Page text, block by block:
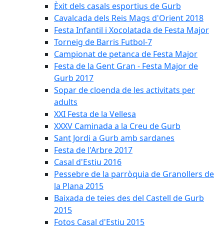
Èxit dels casals esportius de Gurb
Cavalcada dels Reis Mags d'Orient 2018
Festa Infantil i Xocolatada de Festa Major
Torneig de Barris Futbol-7
Campionat de petanca de Festa Major
Festa de la Gent Gran - Festa Major de
Gurb 2017
Sopar de cloenda de les activitats per
adults
XXI Festa de la Vellesa
XXXV Caminada a la Creu de Gurb
Sant Jordi a Gurb amb sardanes
Festa de l'Arbre 2017
Casal d'Estiu 2016
Pessebre de la parròquia de Granollers de
la Plana 2015
Baixada de teies des del Castell de Gurb
2015
Fotos Casal d'Estiu 2015